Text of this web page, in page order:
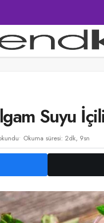
Suyu
Okuma süresi: 2dk, 9sn